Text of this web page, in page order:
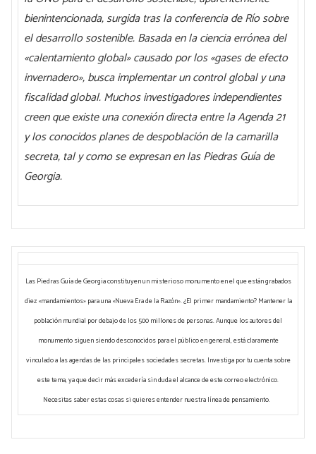
bienintencionada, surgida tras la conferencia de Río sobre
el desarrollo sostenible. Basada en la ciencia errónea del
«calentamiento global» causado por los «gases de efecto
invernadero», busca implementar un control global y una
fiscalidad global. Muchos investigadores independientes
creen que existe una conexión directa entre la Agenda 21
y los conocidos planes de despoblación de la camarilla
secreta, tal y como se expresan en las Piedras Guía de
Georgia.
Las Piedras Guía de Georgia constituyen un misterioso monumento en el que están grabados
diez «mandamientos» para una «Nueva Era de la Razón». ¿El primer mandamiento? Mantener la
población mundial por debajo de los 500 millones de personas. Aunque los autores del
monumento siguen siendo desconocidos para el público en general, está claramente
vinculado a las agendas de las principales sociedades secretas. Investiga por tu cuenta sobre
este tema, ya que decir más excedería sin duda el alcance de este correo electrónico.
Necesitas saber estas cosas si quieres entender nuestra línea de pensamiento.